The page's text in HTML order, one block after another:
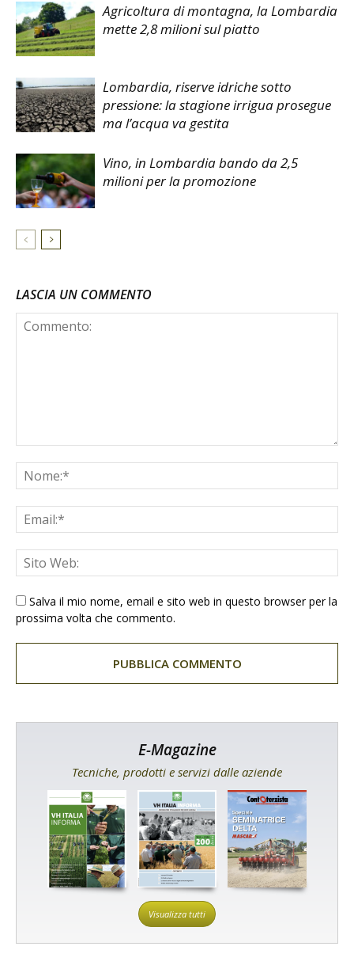
Agricoltura di montagna, la Lombardia
mette 2,8 milioni sul piatto
Lombardia, riserve idriche sotto
pressione: la stagione irrigua prosegue
ma l’acqua va gestita
Vino, in Lombardia bando da 2,5
milioni per la promozione
LASCIA UN COMMENTO
Salva il mio nome, email e sito web in questo browser per la
prossima volta che commento.
E-Magazine
Tecniche, prodotti e servizi dalle aziende
Visualizza tutti